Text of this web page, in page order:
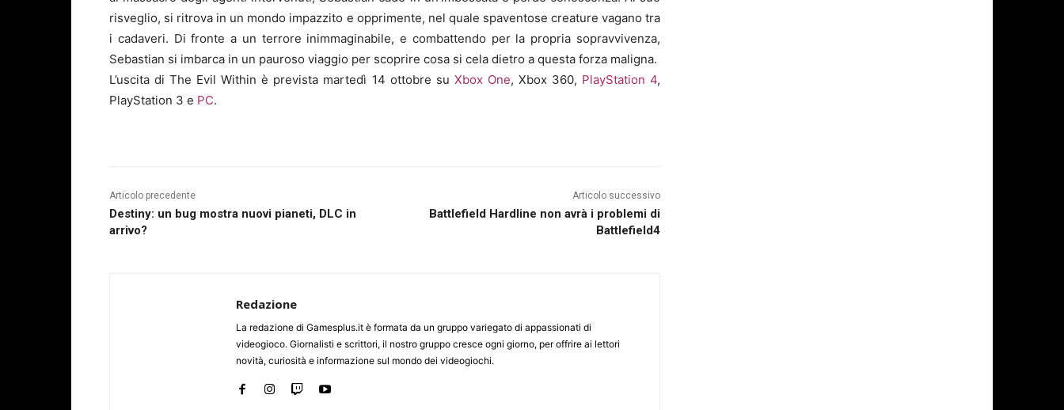
risveglio, si ritrova in un mondo impazzito e opprimente, nel quale spaventose creature vagano tra
i cadaveri. Di fronte a un terrore inimmaginabile, e combattendo per la propria sopravvivenza,
Sebastian si imbarca in un pauroso viaggio per scoprire cosa si cela dietro a questa forza maligna.
L’uscita di The Evil Within è prevista martedì 14 ottobre su Xbox One, Xbox 360, PlayStation 4,
PlayStation 3 e PC.
Articolo precedente
Destiny: un bug mostra nuovi pianeti, DLC in
arrivo?
Articolo successivo
Battlefield Hardline non avrà i problemi di
Battlefield4
Redazione
La redazione di Gamesplus.it è formata da un gruppo variegato di appassionati di
videogioco. Giornalisti e scrittori, il nostro gruppo cresce ogni giorno, per offrire ai lettori
novità, curiosità e informazione sul mondo dei videogiochi.